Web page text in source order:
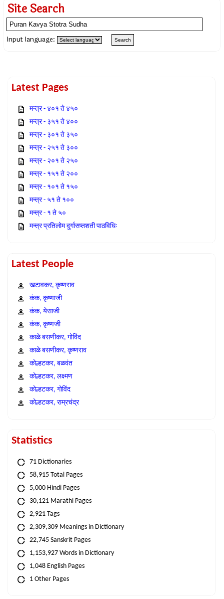
Site Search
Input language:
Latest Pages
मन्त्र - ४०१ ते ४५०
मन्त्र - ३५१ ते ४००
मन्त्र - ३०१ ते ३५०
मन्त्र - २५१ ते ३००
मन्त्र - २०१ ते २५०
मन्त्र - १५१ ते २००
मन्त्र - १०१ ते १५०
मन्त्र - ५१ ते १००
मन्त्र - १ ते ५०
मन्त्र प्रतिलोम दुर्गासप्तशती पाठविधिः
Latest People
खटावकर, कृष्णराव
कंक, कृष्णाजी
कंक, येसाजी
कंक, कृष्णजी
काळे बसणीकर, गोविंद
काळे बसणीकर, कृष्णराव
कोल्हटकर, बळवंत
कोल्हटकर, लक्ष्मण
कोल्हटकर, गोविंद
कोल्हटकर, राम्रचंद्र
Statistics
71 Dictionaries
58,915 Total Pages
5,000 Hindi Pages
30,121 Marathi Pages
2,921 Tags
2,309,309 Meanings in Dictionary
22,745 Sanskrit Pages
1,153,927 Words in Dictionary
1,048 English Pages
1 Other Pages